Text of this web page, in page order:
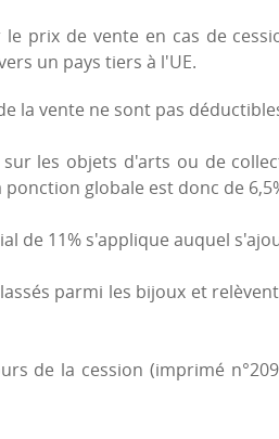
prix de vente en cas de
un pays tiers à l'UE.
la vente ne sont pas
les objets d'arts ou de
globale est donc de
de 11% s'applique auquel
parmi les bijoux et
de la cession (imprimé